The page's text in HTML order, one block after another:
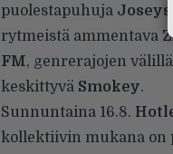
puolestapuhuja
rytmeistä ammentava
FM, genrerajojen
keskittyvä Smokey.
Sunnuntaina 16.8.
kollektiivin mukana on